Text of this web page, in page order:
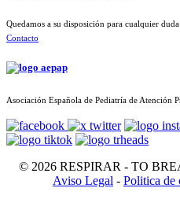
Quedamos a su disposición para cualquier
Contacto
Asociación Española de Pediatría de Atención
© 2026 RESPIRAR - TO
Aviso Legal - Politica de